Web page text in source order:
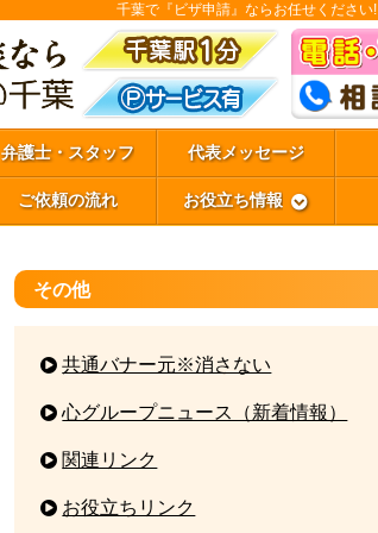
千葉で『ビザ申請』ならお任せください!
弁護士・スタッフ 代表メッセージ
ご依頼の流れ お役立ち情報
その他
共通バナー元※消さない
心グループニュース（新着情報）
関連リンク
お役立ちリンク